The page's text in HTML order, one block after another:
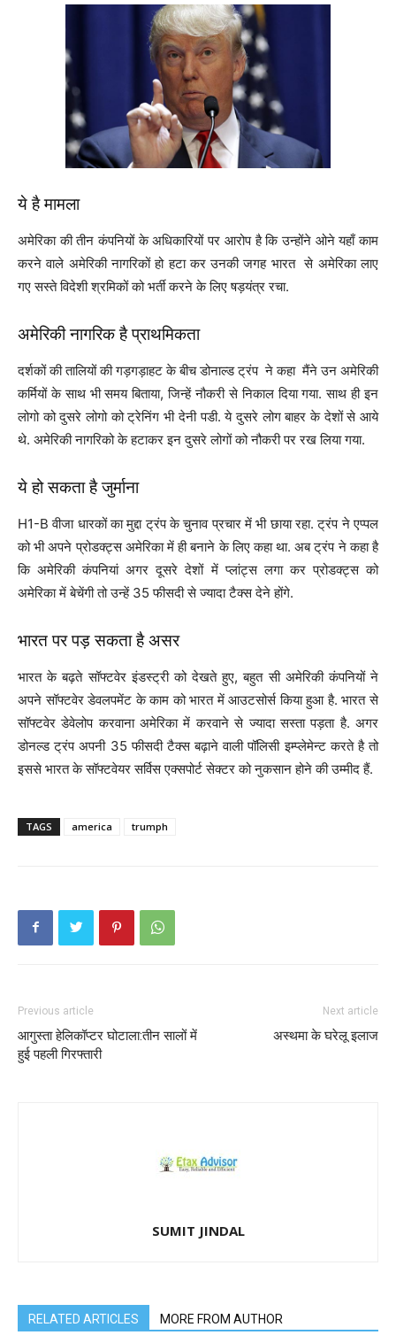
ये है मामला
अमेरिका की तीन कंपनियों के अधिकारियों पर आरोप है कि उन्होंने ओने यहाँ काम
करने वाले अमेरिकी नागरिकों हो हटा कर उनकी जगह भारत से अमेरिका लाए
गए सस्ते विदेशी श्रमिकों को भर्ती करने के लिए षड़यंत्र रचा.
अमेरिकी नागरिक है प्राथमिकता
दर्शकों की तालियों की गड़गड़ाहट के बीच डोनाल्ड ट्रंप ने कहा मैंने उन अमेरिकी
कर्मियों के साथ भी समय बिताया, जिन्हें नौकरी से निकाल दिया गया. साथ ही इन
लोगो को दुसरे लोगो को ट्रेनिंग भी देनी पडी. ये दुसरे लोग बाहर के देशों से आये
थे. अमेरिकी नागरिको के हटाकर इन दुसरे लोगों को नौकरी पर रख लिया गया.
ये हो सकता है जुर्माना
H1-B वीजा धारकों का मुद्दा ट्रंप के चुनाव प्रचार में भी छाया रहा. ट्रंप ने एप्पल
को भी अपने प्रोडक्ट्स अमेरिका में ही बनाने के लिए कहा था. अब ट्रंप ने कहा है
कि अमेरिकी कंपनियां अगर दूसरे देशों में प्लांट्स लगा कर प्रोडक्ट्स को
अमेरिका में बेचेंगी तो उन्हें 35 फीसदी से ज्यादा टैक्स देने होंगे.
भारत पर पड़ सकता है असर
भारत के बढ़ते सॉफ्टवेर इंडस्ट्री को देखते हुए, बहुत सी अमेरिकी कंपनियों ने
अपने सॉफ्टवेर डेवलपमेंट के काम को भारत में आउटसोर्स किया हुआ है. भारत से
सॉफ्टवेर डेवेलोप करवाना अमेरिका में करवाने से ज्यादा सस्ता पड़ता है. अगर
डोनल्ड ट्रंप अपनी 35 फीसदी टैक्स बढ़ाने वाली पॉलिसी इम्प्लेमेन्ट करते है तो
इससे भारत के सॉफ्टवेयर सर्विस एक्सपोर्ट सेक्टर को नुकसान होने की उम्मीद हैं.
TAGS america trumph
Previous article
आगुस्ता हेलिकॉप्टर घोटाला:तीन सालों में
हुई पहली गिरफ्तारी
Next article
अस्थमा के घरेलू इलाज
SUMIT JINDAL
RELATED ARTICLES MORE FROM AUTHOR